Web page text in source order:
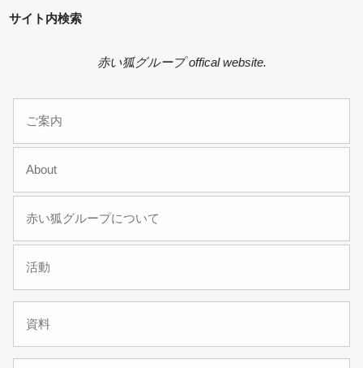
サイト内検索
赤い狐グループ offical website.
ご案内
About
赤い狐グループについて
活動
資料